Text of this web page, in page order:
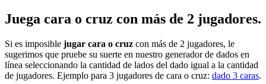
Juega cara o cruz con más de 2 jugadores.
Si es imposible jugar cara o cruz con más de 2 jugadores, le
sugerimos que pruebe su suerte en nuestro generador de dados en
línea seleccionando la cantidad de lados del dado igual a la cantidad
de jugadores. Ejemplo para 3 jugadores de cara o cruz: dado 3 caras.